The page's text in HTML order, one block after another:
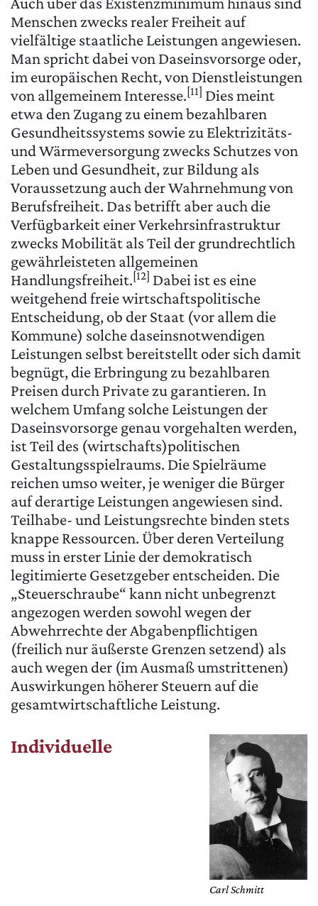
Menschen zwecks realer Freiheit auf
vielfältige staatliche Leistungen angewiesen.
Man spricht dabei von Daseinsvorsorge oder,
im europäischen Recht, von Dienstleistungen
von allgemeinem Interesse.[11] Dies meint
etwa den Zugang zu einem bezahlbaren
Gesundheitssystems sowie zu Elektrizitäts-
und Wärmeversorgung zwecks Schutzes von
Leben und Gesundheit, zur Bildung als
Voraussetzung auch der Wahrnehmung von
Berufsfreiheit. Das betrifft aber auch die
Verfügbarkeit einer Verkehrsinfrastruktur
zwecks Mobilität als Teil der grundrechtlich
gewährleisteten allgemeinen
Handlungsfreiheit.[12] Dabei ist es eine
weitgehend freie wirtschaftspolitische
Entscheidung, ob der Staat (vor allem die
Kommune) solche daseinsnotwendigen
Leistungen selbst bereitstellt oder sich damit
begnügt, die Erbringung zu bezahlbaren
Preisen durch Private zu garantieren. In
welchem Umfang solche Leistungen der
Daseinsvorsorge genau vorgehalten werden,
ist Teil des (wirtschafts)politischen
Gestaltungsspielraums. Die Spielräume
reichen umso weiter, je weniger die Bürger
auf derartige Leistungen angewiesen sind.
Teilhabe- und Leistungsrechte binden stets
knappe Ressourcen. Über deren Verteilung
muss in erster Linie der demokratisch
legitimierte Gesetzgeber entscheiden. Die
„Steuerschraube“ kann nicht unbegrenzt
angezogen werden sowohl wegen der
Abwehrrechte der Abgabenpflichtigen
(freilich nur äußerste Grenzen setzend) als
auch wegen der (im Ausmaß umstrittenen)
Auswirkungen höherer Steuern auf die
gesamtwirtschaftliche Leistung.
Carl Schmitt
Individuelle